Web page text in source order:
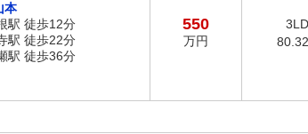
本
駅 徒歩12分
駅 徒歩22分
駅 徒歩36分
550
万円